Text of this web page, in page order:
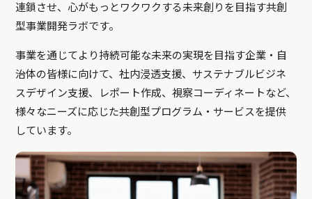
連鎖させ、心がもっとワクワクする未来創りを目指す共創
型事業開発ラボです。
事業を通じてより持続可能な未来の実現を目指す企業・自
治体の皆様に向けて、社内浸透支援、サステナブルビジネ
スデザイン支援、レポート作成、視察コーディネートなど、
様々なニーズに応じた共創型プログラム・サービスを提供
しています。